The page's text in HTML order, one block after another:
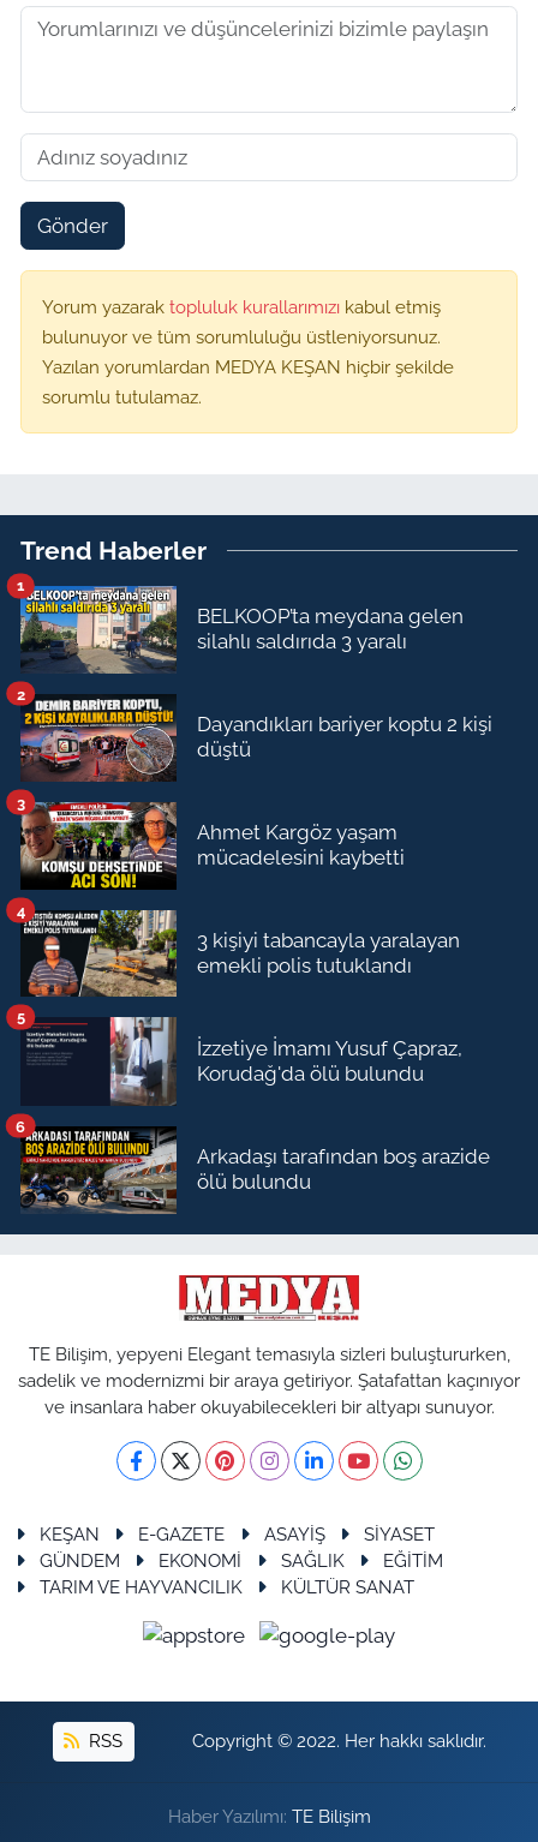
Gönder
Yorum yazarak topluluk kurallarımızı kabul etmiş
bulunuyor ve tüm sorumluluğu üstleniyorsunuz.
Yazılan yorumlardan MEDYA KEŞAN hiçbir şekilde
sorumlu tutulamaz.
Trend Haberler
BELKOOP’ta meydana gelen
silahlı saldırıda 3 yaralı
1
Dayandıkları bariyer koptu 2 kişi
düştü
2
Ahmet Kargöz yaşam
mücadelesini kaybetti
3
3 kişiyi tabancayla yaralayan
emekli polis tutuklandı
4
İzzetiye İmamı Yusuf Çapraz,
Korudağ'da ölü bulundu
5
Arkadaşı tarafından boş arazide
ölü bulundu
6
TE Bilişim, yepyeni Elegant temasıyla sizleri buluştururken,
sadelik ve modernizmi bir araya getiriyor. Şatafattan kaçınıyor
ve insanlara haber okuyabilecekleri bir altyapı sunuyor.
KEŞAN E-GAZETE ASAYİŞ
SİYASET
GÜNDEM
EKONOMİ SAĞLIK
EĞİTİM
TARIM VE HAYVANCILIK
KÜLTÜR SANAT
RSS Copyright © 2022. Her hakkı saklıdır.
Haber Yazılımı: TE Bilişim